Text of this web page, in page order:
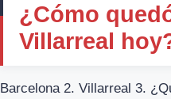
¿Cómo
Villarreal
Barcelona 2. Villarreal 3.